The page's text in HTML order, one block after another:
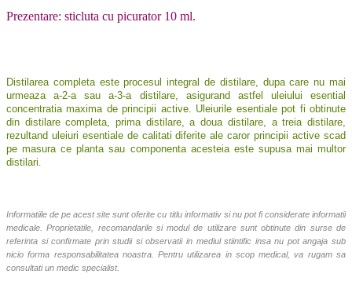
Prezentare: sticluta cu picurator 10 ml.
Distilarea completa este procesul integral de distilare, dupa care nu mai
urmeaza a-2-a sau a-3-a distilare, asigurand astfel uleiului esential
concentratia maxima de principii active. Uleiurile esentiale pot fi obtinute
din distilare completa, prima distilare, a doua distilare, a treia distilare,
rezultand uleiuri esentiale de calitati diferite ale caror principii active scad
pe masura ce planta sau componenta acesteia este supusa mai multor
distilari.
Informatiile de pe acest site sunt oferite cu titlu informativ si nu pot fi considerate informatii
medicale. Proprietatile, recomandarile si modul de utilizare sunt obtinute din surse de
referinta si confirmate prin studii si observatii in mediul stiintific insa nu pot angaja sub
nicio forma responsabilitatea noastra. Pentru utilizarea in scop medical, va rugam sa
consultati un medic specialist.